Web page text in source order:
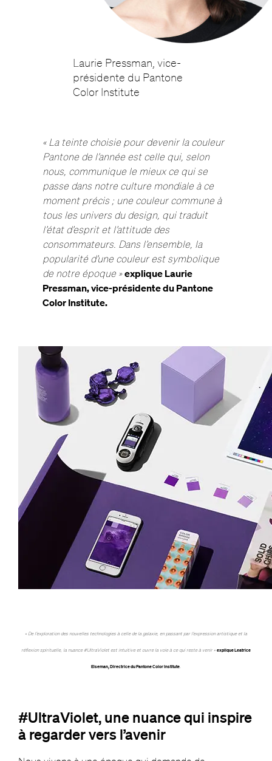
Laurie Pressman, vice-
présidente du Pantone
Color Institute
« La teinte choisie pour devenir la couleur
Pantone de l’année est celle qui, selon
nous, communique le mieux ce qui se
passe dans notre culture mondiale à ce
moment précis ; une couleur commune à
tous les univers du design, qui traduit
l’état d’esprit et l’attitude des
consommateurs. Dans l’ensemble, la
popularité d’une couleur est symbolique
de notre époque » explique Laurie
Pressman, vice-présidente du Pantone
Color Institute.
« De l’exploration des nouvelles technologies à celle de la galaxie, en passant par l’expression artistique et la
réflexion spirituelle, la nuance #UltraViolet est intuitive et ouvre la voie à ce qui reste à venir » explique Leatrice
Eiseman, Directrice du Pantone Color Institute.
#UltraViolet, une nuance qui inspire
à regarder vers l’avenir